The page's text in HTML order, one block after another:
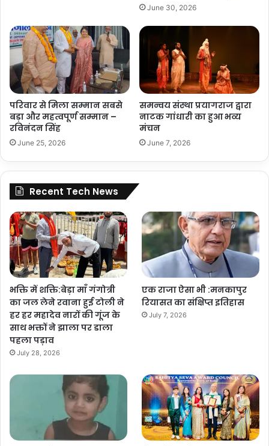
June 30, 2026
परिवार से मिला सम्मान सबसे
बड़ा और महत्वपूर्ण सम्मान –
रविनंदन सिंह
June 25, 2026
समन्वय संस्था प्रयागराज द्वारा
नाटक गांधारी का हुआ भव्य
मंचन
June 7, 2026
Recent Tech News
भक्ति में शक्ति:बेड़ा माँ गंगोत्री
का जल लेने रवाना हुई टोली ने
हर हर महादेव नारों की गूंज के
साथ भक्तों ने झाला पर डाला
पहला पड़ाव
July 28, 2026
एक राजा ऐसा भी :मनकापुर
रियासत का संक्षिप्त इतिहास
July 7, 2026